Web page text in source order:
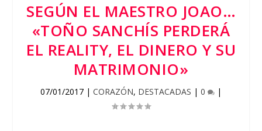
SEGÚN EL MAESTRO JOAO…
«TOÑO SANCHÍS PERDERÁ
EL REALITY, EL DINERO Y SU
MATRIMONIO»
07/01/2017 | CORAZÓN, DESTACADAS | 0 |